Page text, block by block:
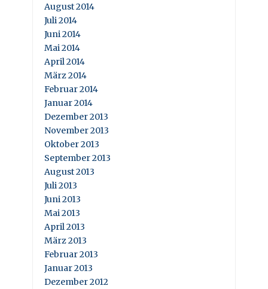
August 2014
Juli 2014
Juni 2014
Mai 2014
April 2014
März 2014
Februar 2014
Januar 2014
Dezember 2013
November 2013
Oktober 2013
September 2013
August 2013
Juli 2013
Juni 2013
Mai 2013
April 2013
März 2013
Februar 2013
Januar 2013
Dezember 2012